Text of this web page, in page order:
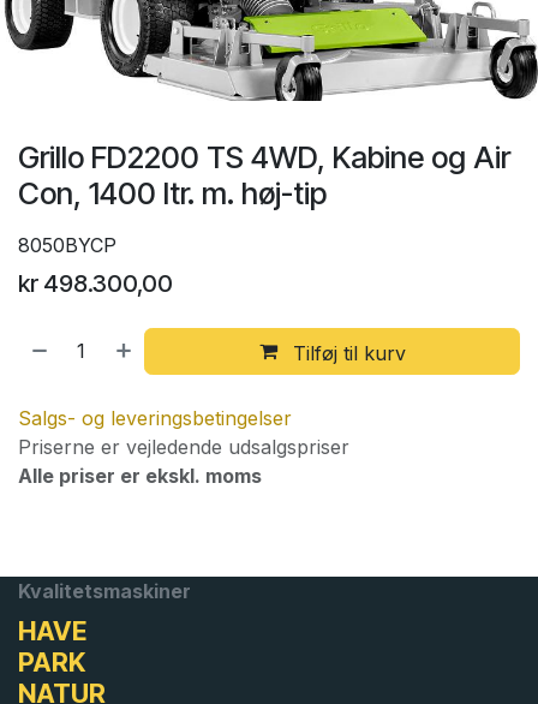
Grillo FD2200 TS 4WD, Kabine og Air
Con, 1400 ltr. m. høj-tip
8050BYCP
kr 498.300,00
Tilføj til kurv
Salgs- og leveringsbetingelser
Priserne er vejledende udsalgspriser
Alle priser er ekskl. moms
Kvalitetsmaskiner
HAVE
PARK
NATUR